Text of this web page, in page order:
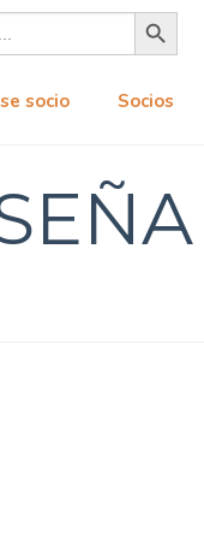
socio Socios
Botón de búsqueda